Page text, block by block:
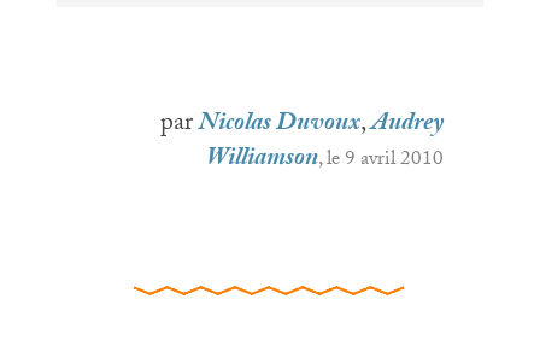
parNicolas Duvoux,Audrey
Williamson, le 9 avril 2010